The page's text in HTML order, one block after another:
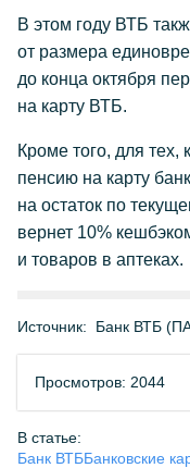
В этом году ВТБ
от размера
до конца октября
на карту ВТБ.
Кроме того, для тех,
пенсию на карту
на остаток по
вернет 10%
и товаров в аптеках.
Источник: Банк ВТБ
Просмотров: 2044
В статье:
Банк ВТББанковские